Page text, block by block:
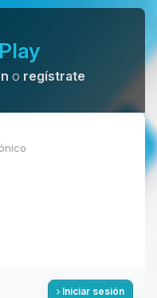
o regístrate
Iniciar sesión